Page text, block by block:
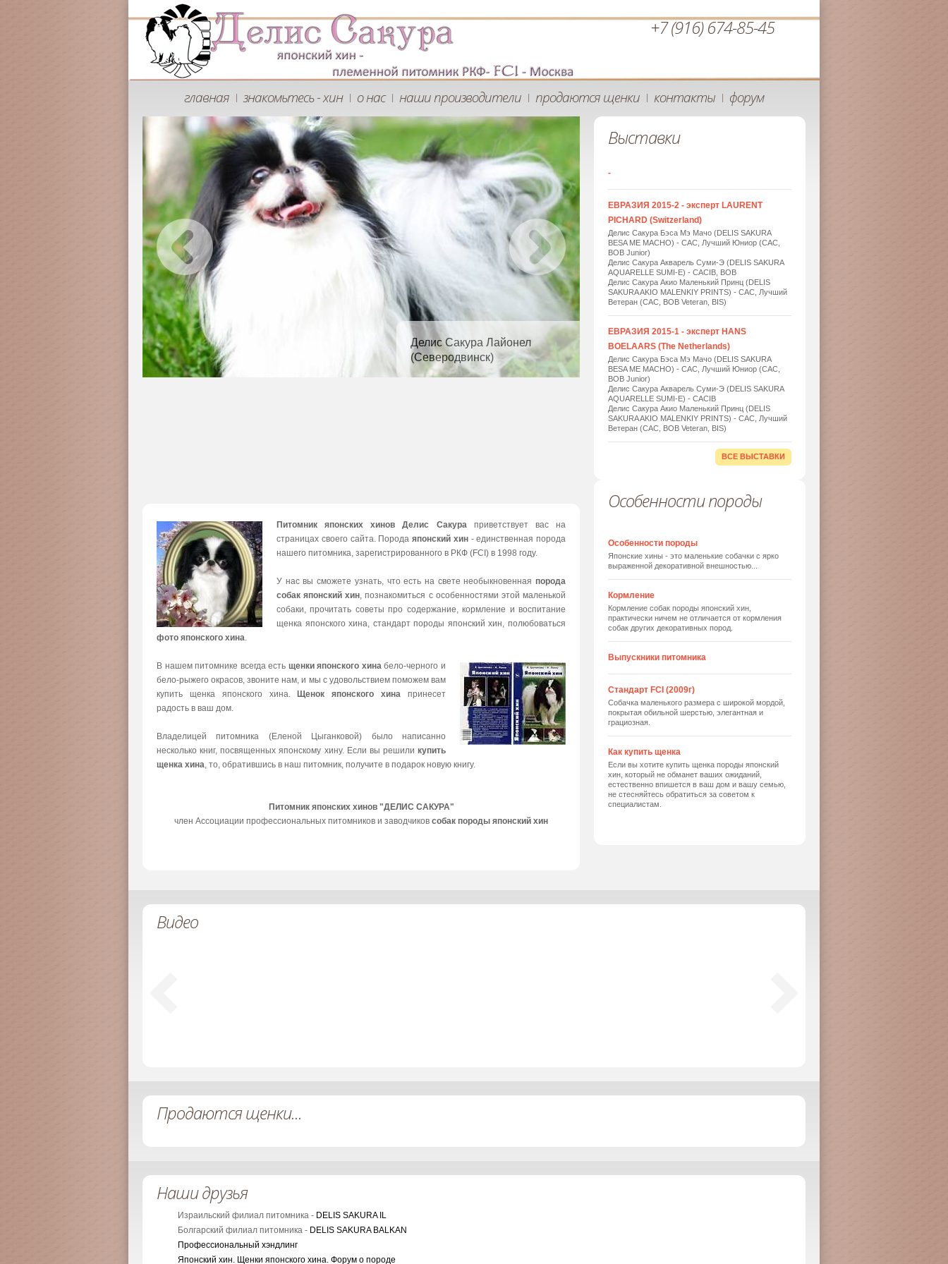
+7 (916) 674-85-45
главная | знакомьтесь - хин | о нас | наши производители | продаются щенки | контакты | форум
Делис Сакура Лайонел
(Северодвинск)
Выставки
-
ЕВРАЗИЯ 2015-2 - эксперт LAURENT
PICHARD (Switzerland)
Делис Сакура Бэса Мэ Мачо (DELIS SAKURA
BESA ME MACHO) - САС, Лучший Юниор (САС,
BOB Junior)
Делис Сакура Акварель Суми-Э (DELIS SAKURA
AQUARELLE SUMI-E) - САСIB, BOB
Делис Сакура Акио Маленький Принц (DELIS
SAKURA AKIO MALENKIY PRINTS) - САС, Лучший
Ветеран (САС, BOB Veteran, BIS)
ЕВРАЗИЯ 2015-1 - эксперт HANS
BOELAARS (The Netherlands)
Делис Сакура Бэса Мэ Мачо (DELIS SAKURA
BESA ME MACHO) - САС, Лучший Юниор (САС,
BOB Junior)
Делис Сакура Акварель Суми-Э (DELIS SAKURA
AQUARELLE SUMI-E) - САСIB
Делис Сакура Акио Маленький Принц (DELIS
SAKURA AKIO MALENKIY PRINTS) - САС, Лучший
Ветеран (САС, BOB Veteran, BIS)
ВСЕ ВЫСТАВКИ
Питомник японских хинов Делис Сакура приветствует вас на
страницах своего сайта. Порода японский хин- единственная порода
нашего питомника, зарегистрированного в РКФ (FCI) в 1998 году.
У нас вы сможете узнать, что есть на свете необыкновенная порода
собак японский хин, познакомиться с особенностями этой маленькой
собаки, прочитать советы про содержание, кормление и воспитание
щенка японского хина, стандарт породы японский хин, полюбоваться
фото японского хина.
В нашем питомнике всегда есть щенки японского хинабело-черного и
бело-рыжего окрасов, звоните нам, и мы с удовольствием поможем вам
купить щенка японского хина.
Щенок японского хина принесет
радость в ваш дом.
Владелицей питомника (Еленой Цыганковой) было написанно
несколько книг, посвященных японскому хину. Если вы решили купить
щенка хина, то, обратившись в наш питомник, получите в подарок новую книгу.
Питомник японских хинов "ДЕЛИС САКУРА"
член Ассоциации профессиональных питомников и заводчиков собак породы японский хин
Особенности породы
Особенности породы
Японские хины - это маленькие собачки с ярко
выраженной декоративной внешностью...
Кормление
Кормление собак породы японский хин,
практически ничем не отличается от кормления
собак других декоративных пород.
Выпускники питомника
Стандарт FCI (2009г)
Собачка маленького размера с широкой мордой,
покрытая обильной шерстью, элегантная и
грациозная.
Как купить щенка
Если вы хотите купить щенка породы японский
хин, который не обманет ваших ожиданий,
естественно впишется в ваш дом и вашу семью,
не стесняйтесь обратиться за советом к
специалистам.
Видео
Продаются щенки...
Наши друзья
Израильский филиал питомника - DELIS SAKURA IL
Болгарский филиал питомника - DELIS SAKURA BALKAN
Профессиональный хэндлинг
Японский хин. Щенки японского хина. Форум о породе